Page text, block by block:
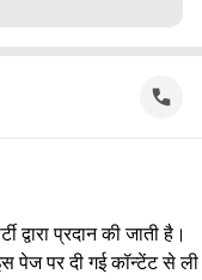
प्रदान की जाती है।
पेज पर दी गई कॉन्टेंट से ली